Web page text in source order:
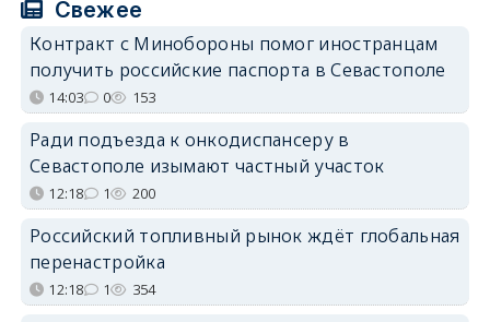
Свежее
Контракт с Минобороны помог иностранцам
получить российские паспорта в Севастополе
14:03 0 153
Ради подъезда к онкодиспансеру в
Севастополе изымают частный участок
12:18 1 200
Российский топливный рынок ждёт глобальная
перенастройка
12:18 1 354